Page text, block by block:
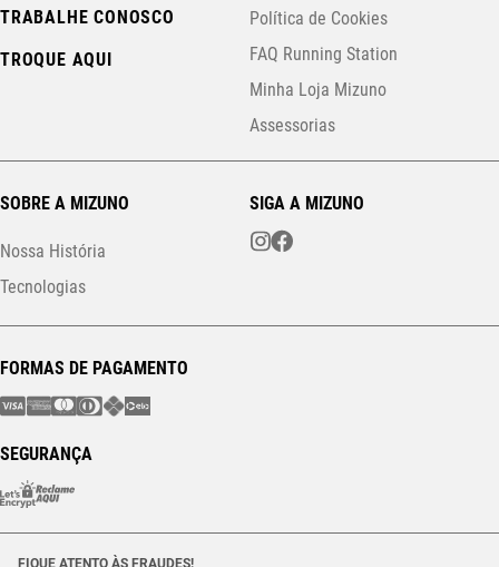
TRABALHE CONOSCO
TROQUE AQUI
Política de Cookies
FAQ Running Station
Minha Loja Mizuno
Assessorias
SOBRE A MIZUNO
Nossa História
Tecnologias
SIGA A MIZUNO
FORMAS DE PAGAMENTO
SEGURANÇA
FIQUE ATENTO ÀS FRAUDES!